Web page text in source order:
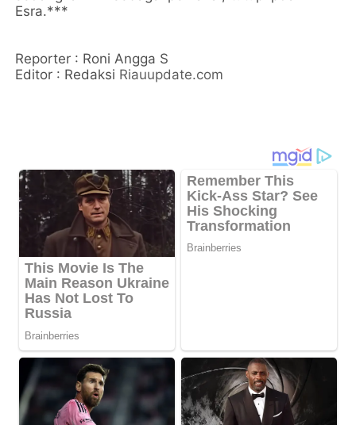
Esra.***
Reporter : Roni Angga S
Editor : Redaksi Riauupdate.com